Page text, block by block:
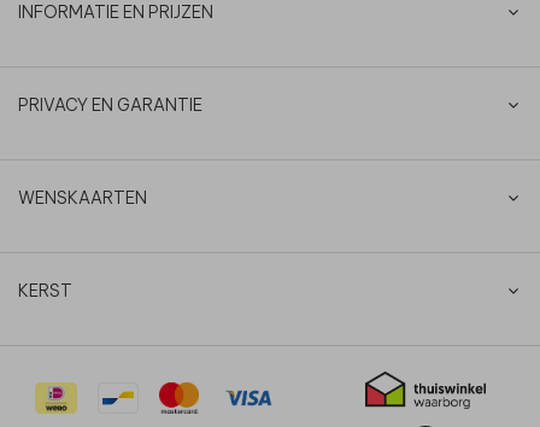
INFORMATIE EN PRIJZEN
PRIVACY EN GARANTIE
WENSKAARTEN
KERST